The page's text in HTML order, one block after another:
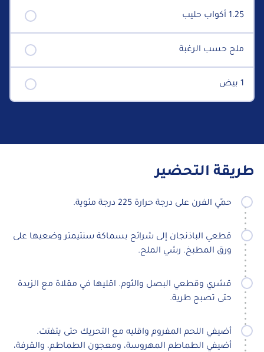
1.25 أكواب حليب
ملح حسب الرغبة
1 بيض
طريقة التحضير
حمّي الفرن على درجة حرارة 225 درجة مئوية.
قطعي الباذنجان إلى شرائح بسماكة سنتيمتر وضعيها على
ورق المطبخ. رشي الملح.
قشري وقطعي البصل والثوم. اقليها في مقلاة مع الزبدة
حتى تصبح طرية.
أضيفي اللحم المفروم واقليه مع التحريك حتى يتفتت.
أضيفي الطماطم المهروسة، ومعجون الطماطم، والقرفة،